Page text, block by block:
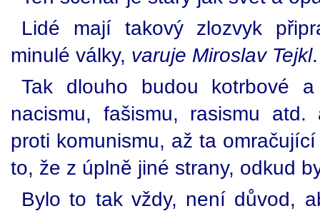
Lidé mají takový zlozvyk
minulé války, varuje Miroslav Tejkl.
Tak dlouho budou kotrbové
nacismu, fašismu, rasismu
proti komunismu, až ta
to, že z úplně jiné strany, odkud
Bylo to tak vždy, není důvod,